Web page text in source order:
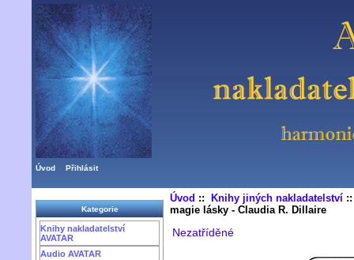
Úvod Přihlásit
Kategorie
Knihy nakladatelství
AVATAR
Audio AVATAR
Úvod :: Knihy jiných nakladatelství
magie lásky - Claudia R. Dillaire
Nezatříděné